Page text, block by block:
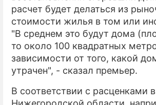
расчет будет делаться из
стоимости жилья в том или
"В среднем это будут дома
то около 100 квадратных
зависимости от того, какой
утрачен", - сказал премьер.
В соответствии с расценками в